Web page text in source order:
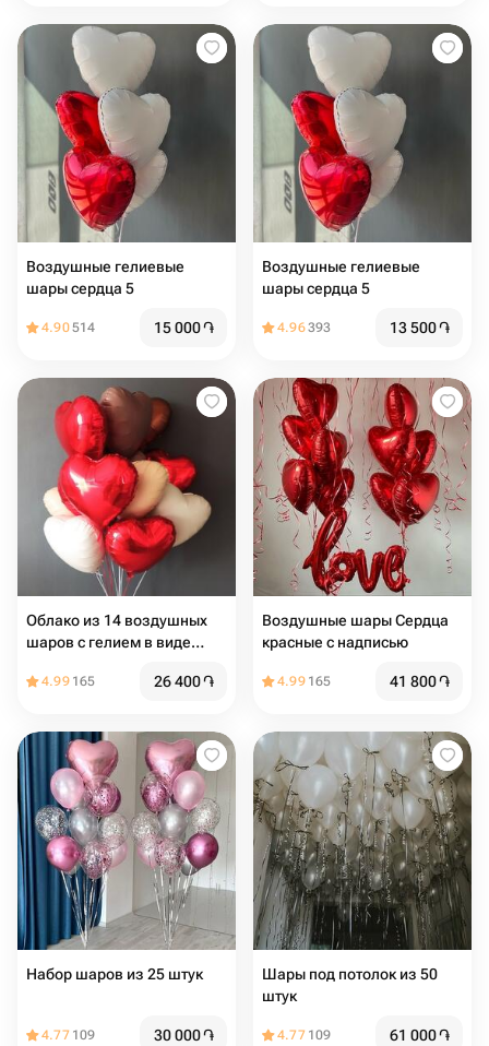
Воздушные гелиевые
шары сердца 5️
4.90514 15 000֏
Воздушные гелиевые
шары сердца 5️
4.96393 13 500֏
Облако из 14 воздушных
шаров с гелием в виде
4.99 165 26 400֏
Воздушные шары Сердца
красные с надписью
4.99 165 41 800֏
Набор шаров из 25 штук
4.77 109 30 000֏
Шары под потолок из 50
штук
4.77 109 61 000֏